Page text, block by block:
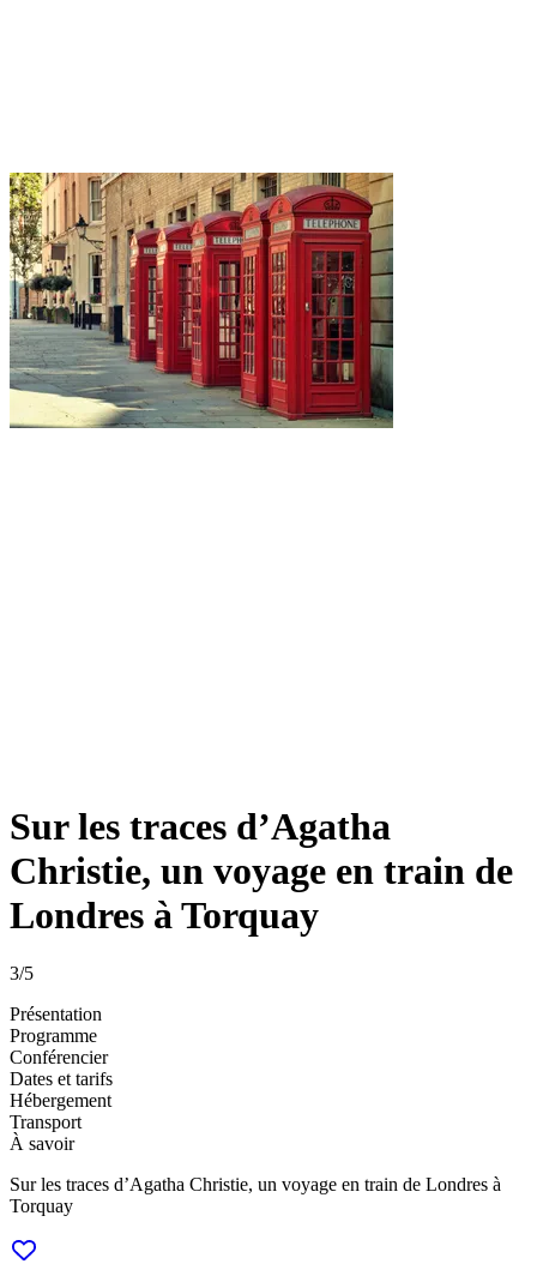
Sur les traces d’Agatha
Christie, un voyage en train de
Londres à Torquay
3/5
Présentation
Programme
Conférencier
Dates et tarifs
Hébergement
Transport
À savoir
Sur les traces d’Agatha Christie, un voyage en train de Londres à
Torquay